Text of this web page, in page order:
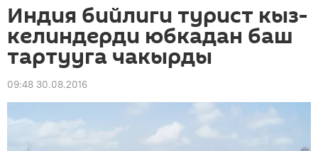
Индия бийлиги турист кыз-
келиндерди юбкадан баш
тартууга чакырды
09:48 30.08.2016